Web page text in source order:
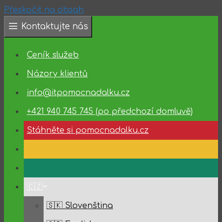
Přeskočit na obsah
❗️Dostupnost
podpory
14.08.2026
Kontaktujte nás
Ceník služeb
Názory klientů
info@itpomocnadalku.cz
+421 940 745 745 (po předchozí domluvě)
Stáhněte si pomocnadalku.cz
🇨🇿
🇸🇰 Slovenština